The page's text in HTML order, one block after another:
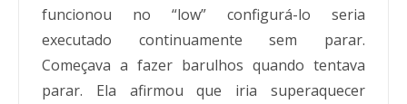
funcionou no “low” configurá-lo seria
executado continuamente sem parar.
Começava a fazer barulhos quando tentava
parar. Ela afirmou que iria superaquecer